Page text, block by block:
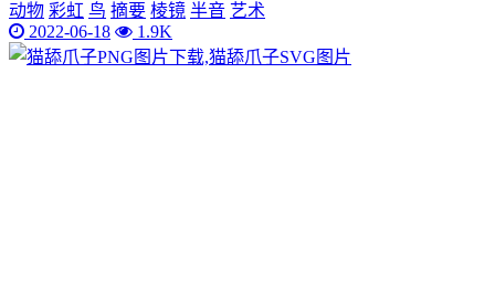
动物 彩虹 鸟 摘要 棱镜 半音 艺术
2022-06-18
1.9K